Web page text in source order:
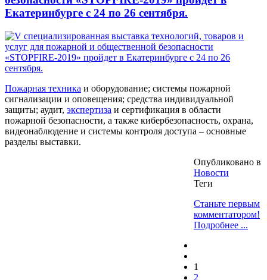
Екатеринбурге с 24 по 26 сентября.
Пожарная техника и оборудование; системы пожарной
сигнализации и оповещения; средства индивидуальной
защиты; аудит, экспертиза и сертификация в области
пожарной безопасности, а также кибербезопасность, охрана,
видеонаблюдение и системы контроля доступа – основные
разделы выставки.
Опубликовано в
Новости
Теги
Станьте первым
комментатором!
Подробнее ...
1
2